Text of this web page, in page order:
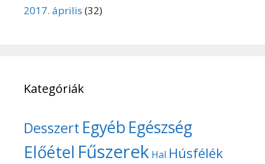
2017. április (32)
Kategóriák
Desszert Egyéb Egészség
Előétel Fűszerek Hal Húsfélék